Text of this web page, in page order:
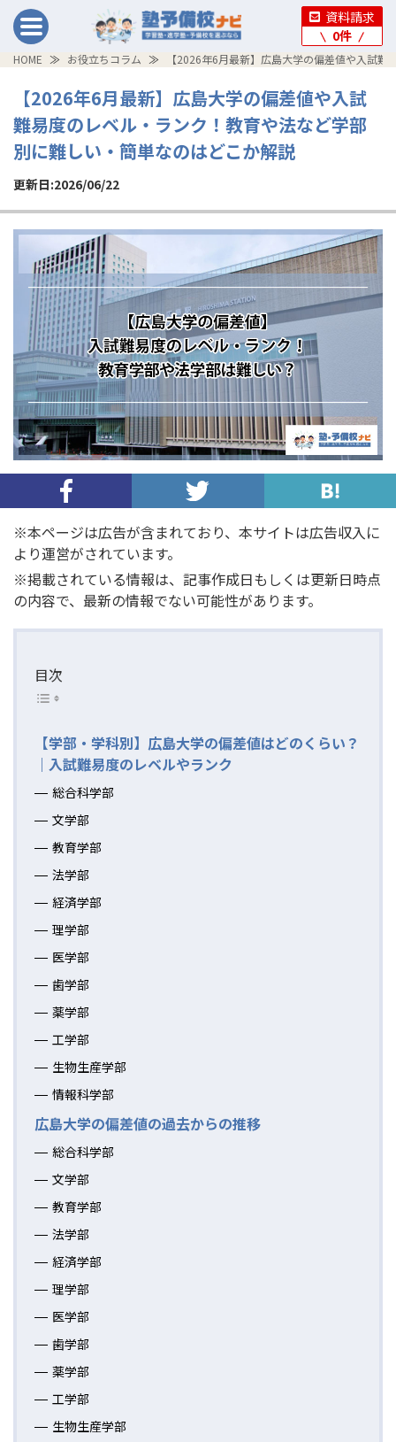
資料請求
0件
HOME お役立ちコラム 【2026年6月最新】広島大学の偏差値や入試
【2026年6月最新】広島大学の偏差値や入試
難易度のレベル・ランク！教育や法など学部
別に難しい・簡単なのはどこか解説
更新日:2026/06/22
※本ページは広告が含まれており、本サイトは広告収入に
より運営がされています。
※掲載されている情報は、記事作成日もしくは更新日時点
の内容で、最新の情報でない可能性があります。
目次
【学部・学科別】広島大学の偏差値はどのくらい？
｜入試難易度のレベルやランク
総合科学部
文学部
教育学部
法学部
経済学部
理学部
医学部
歯学部
薬学部
工学部
生物生産学部
情報科学部
広島大学の偏差値の過去からの推移
総合科学部
文学部
教育学部
法学部
経済学部
理学部
医学部
歯学部
薬学部
工学部
生物生産学部